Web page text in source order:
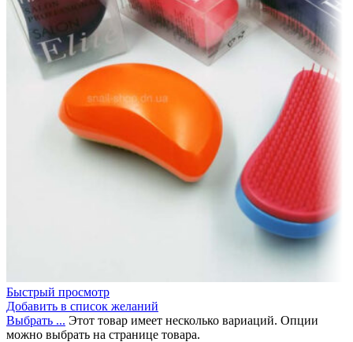
Быстрый просмотр
Добавить в список желаний
Выбрать ... Этот товар имеет несколько вариаций. Опции
можно выбрать на странице товара.